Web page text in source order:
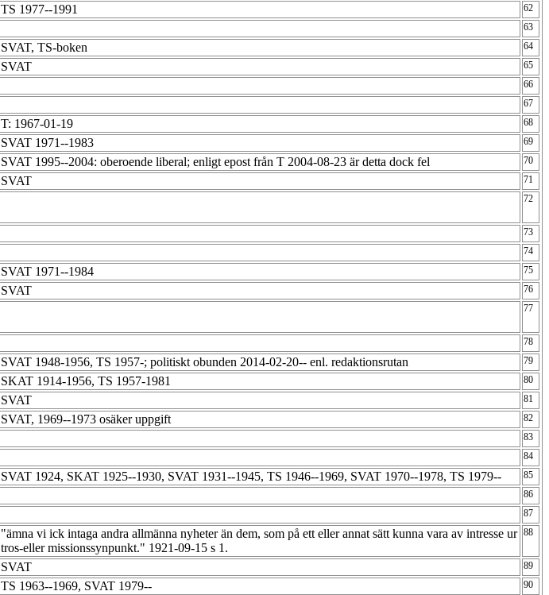
TS 1977--1991 62
63
SVAT, TS-boken 64
SVAT 65
66
67
T: 1967-01-19 68
SVAT 1971--1983 69
SVAT 1995--2004: oberoende liberal; enligt epost från T 2004-08-23 är detta dock fel 70
SVAT 71
72
73
74
SVAT 1971--1984 75
SVAT 76
77
78
SVAT 1948-1956, TS 1957-; politiskt obunden 2014-02-20-- enl. redaktionsrutan 79
SKAT 1914-1956, TS 1957-1981 80
SVAT 81
SVAT, 1969--1973 osäker uppgift 82
83
84
SVAT 1924, SKAT 1925--1930, SVAT 1931--1945, TS 1946--1969, SVAT 1970--1978, TS 1979-- 85
86
87
"ämna vi ick intaga andra allmänna nyheter än dem, som på ett eller annat sätt kunna vara av intresse ur
tros-eller missionssynpunkt." 1921-09-15 s 1.
88
SVAT 89
TS 1963--1969, SVAT 1979-- 90